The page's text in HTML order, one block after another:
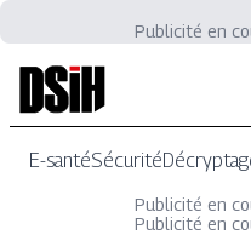
Publicité en
E-santéSécurité
Publicité en
Publicité en